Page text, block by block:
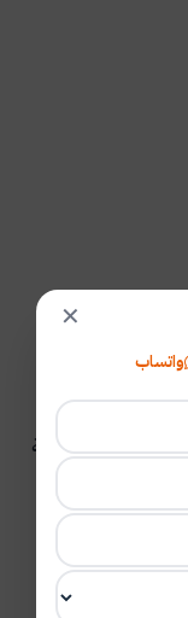
فعال يتطلب قائمة
أو هما اسم
✕
واتساب